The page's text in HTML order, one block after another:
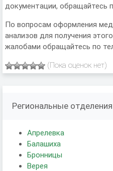
документации, обращайтесь
По вопросам оформления
анализов для получения
жалобами обращайтесь по
(Пока оценок нет)
Региональные отделения
Апрелевка
Балашиха
Бронницы
Верея